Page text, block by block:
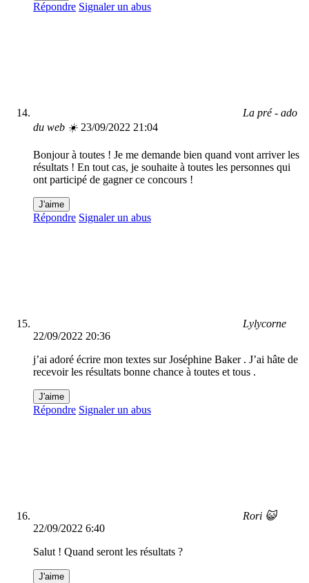
Répondre Signaler un abus
La pré - ado
du web ☀️ 23/09/2022 21:04
Bonjour à toutes ! Je me demande bien quand vont arriver les
résultats ! En tout cas, je souhaite à toutes les personnes qui
ont participé de gagner ce concours !
J'aime
Répondre Signaler un abus
Lylycorne
22/09/2022 20:36
j’ai adoré écrire mon textes sur Joséphine Baker . J’ai hâte de
recevoir les résultats bonne chance à toutes et tous .
J'aime
Répondre Signaler un abus
Rori 😺
22/09/2022 6:40
Salut ! Quand seront les résultats ?
J'aime